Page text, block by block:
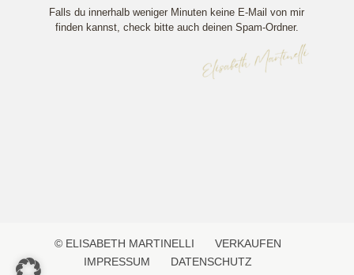
Falls du innerhalb weniger Minuten keine E-Mail von mir
finden kannst, check bitte auch deinen Spam-Ordner.
© ELISABETH MARTINELLI
VERKAUFEN
IMPRESSUM
DATENSCHUTZ